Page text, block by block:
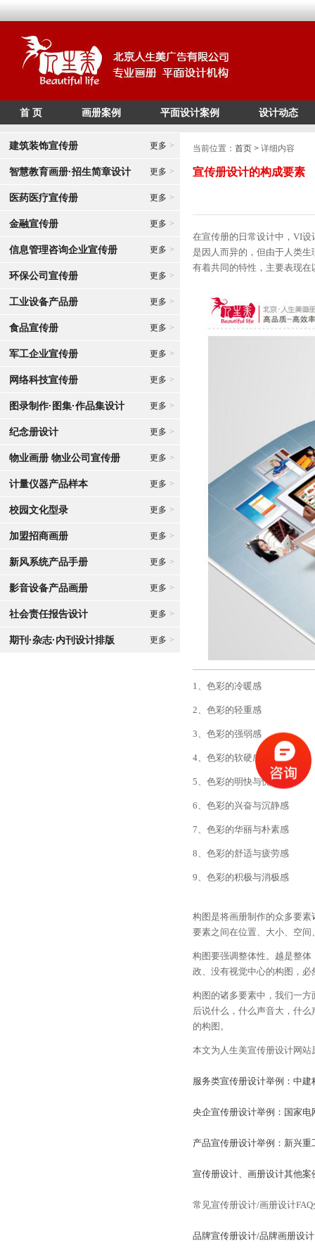
/* */
首 页 画册案例 平面设计案例 设计动态
建筑装饰宣传册 更多 >
智慧教育画册·招生简章设计 更多 >
医药医疗宣传册 更多 >
金融宣传册 更多 >
信息管理咨询企业宣传册 更多 >
环保公司宣传册 更多 >
工业设备产品册 更多 >
食品宣传册 更多 >
军工企业宣传册 更多 >
网络科技宣传册 更多 >
图录制作·图集·作品集设计 更多 >
纪念册设计 更多 >
物业画册 物业公司宣传册 更多 >
计量仪器产品样本 更多 >
校园文化型录 更多 >
加盟招商画册 更多 >
新风系统产品手册 更多 >
影音设备产品画册 更多 >
社会责任报告设计 更多 >
期刊·杂志·内刊设计排版 更多 >
当前位置： 首页 > 详细内容
宣传册设计的构成要素
在宣传册的日常设计中，VI设
是因人而异的，但由于人类
有着共同的特性，主要表现在
1、色彩的冷暖感
2、色彩的轻重感
3、色彩的强弱感
4、色彩的软硬感
5、色彩的明快与忧郁感
6、色彩的兴奋与沉静感
7、色彩的华丽与朴素感
8、色彩的舒适与疲劳感
9、色彩的积极与消极感
构图是将画册制作的众多要
要素之间在位置、大小、空
构图要强调整体性。越是整
政、没有视觉中心的构图，
构图的诸多要素中，我们一
后说什么，什么声音大，什
的构图。
本文为人生美宣传册设计网
服务类宣传册设计举例：中建
央企宣传册设计举例：国家电
产品宣传册设计举例：新兴重
宣传册设计、画册设计其他案
常见宣传册设计/画册设计
品牌宣传册设计/品牌画册设计